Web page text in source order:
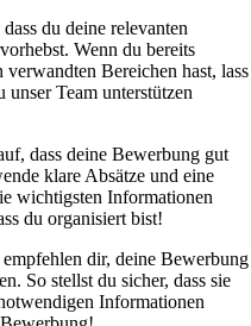
du deine relevanten
Wenn du bereits
Bereichen hast, lass
Team unterstützen
dass deine Bewerbung gut
klare Absätze und eine
wichtigsten Informationen
du organisiert bist!
dir, deine Bewerbung
So stellst du sicher, dass sie
Informationen